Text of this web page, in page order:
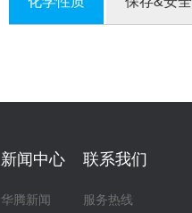
新闻中心
华腾新闻
联系我们
服务热线